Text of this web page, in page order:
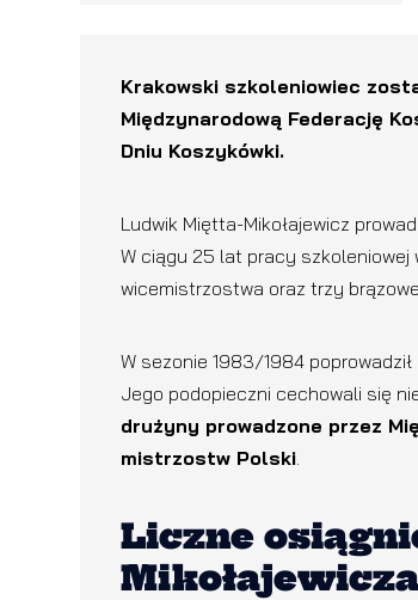
Krakowski szkoleniowiec
Międzynarodową Federację
Dniu Koszykówki.
Ludwik Miętta-Mikołajewicz
W ciągu 25 lat pracy szkoleniowej
wicemistrzostwa oraz trzy
W sezonie 1983/1984
Jego podopieczni cechowali się
drużyny prowadzone przez
mistrzostw Polski.
Liczne
Mikołajewicza